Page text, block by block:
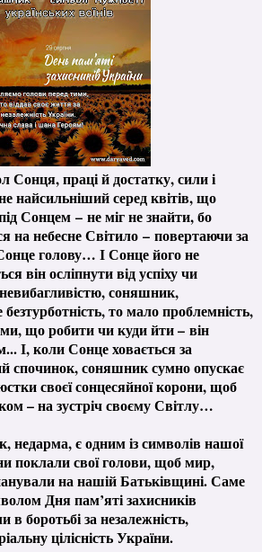
праці й достатку, сили і
найсильніший серед квітів, що
Сонцем – не міг не знайти, бо
на небесне Світило – повертаючи за
голову… І Сонце його не
він осліпнути від успіху чи
соняшник,
то мало проблемність,
що робити чи куди йти – він
І, коли Сонце ховається за
спочинок, соняшник сумно опускає
своєї сонцесяйної корони, щоб
– на зустріч своєму Світлу…
недарма, є одним із символів нашої
поклали свої голови, щоб мир,
на нашій Батьківщині. Саме
Дня пам’яті захисників
в боротьбі за незалежність,
цілісність України.